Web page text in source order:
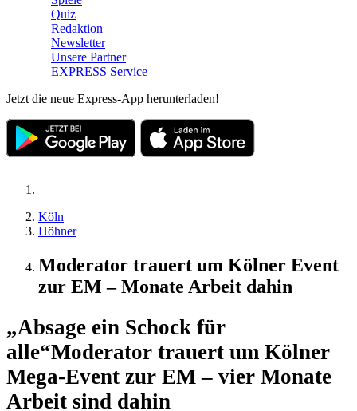
Quiz
Redaktion
Newsletter
Unsere Partner
EXPRESS Service
Jetzt die neue Express-App herunterladen!
Köln
Höhner
Moderator trauert um Kölner Event
zur EM – Monate Arbeit dahin
„Absage ein Schock für
alle“Moderator trauert um Kölner
Mega-Event zur EM – vier Monate
Arbeit sind dahin